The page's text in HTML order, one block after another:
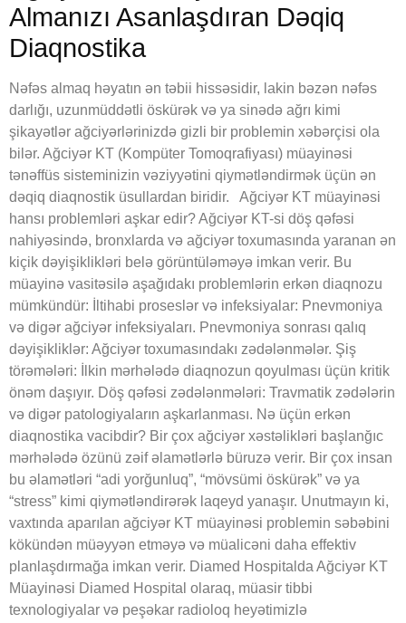
Almanızı Asanlaşdıran Dəqiq
Diaqnostika
Nəfəs almaq həyatın ən təbii hissəsidir, lakin bəzən nəfəs
darlığı, uzunmüddətli öskürək və ya sinədə ağrı kimi
şikayətlər ağciyərlərinizdə gizli bir problemin xəbərçisi ola
bilər. Ağciyər KT (Kompüter Tomoqrafiyası) müayinəsi
tənəffüs sisteminizin vəziyyətini qiymətləndirmək üçün ən
dəqiq diaqnostik üsullardan biridir. Ağciyər KT müayinəsi
hansı problemləri aşkar edir? Ağciyər KT-si döş qəfəsi
nahiyəsində, bronxlarda və ağciyər toxumasında yaranan ən
kiçik dəyişiklikləri belə görüntüləməyə imkan verir. Bu
müayinə vasitəsilə aşağıdakı problemlərin erkən diaqnozu
mümkündür: İltihabi proseslər və infeksiyalar: Pnevmoniya
və digər ağciyər infeksiyaları. Pnevmoniya sonrası qalıq
dəyişikliklər: Ağciyər toxumasındakı zədələnmələr. Şiş
törəmələri: İlkin mərhələdə diaqnozun qoyulması üçün kritik
önəm daşıyır. Döş qəfəsi zədələnmələri: Travmatik zədələrin
və digər patologiyaların aşkarlanması. Nə üçün erkən
diaqnostika vacibdir? Bir çox ağciyər xəstəlikləri başlanğıc
mərhələdə özünü zəif əlamətlərlə büruzə verir. Bir çox insan
bu əlamətləri “adi yorğunluq”, “mövsümi öskürək” və ya
“stress” kimi qiymətləndirərək laqeyd yanaşır. Unutmayın ki,
vaxtında aparılan ağciyər KT müayinəsi problemin səbəbini
kökündən müəyyən etməyə və müalicəni daha effektiv
planlaşdırmağa imkan verir. Diamed Hospitalda Ağciyər KT
Müayinəsi Diamed Hospital olaraq, müasir tibbi
texnologiyalar və peşəkar radioloq heyətimizlə